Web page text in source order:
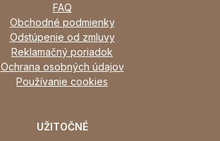
FAQ
Obchodné podmienky
Odstúpenie od zmluvy
Reklamačný poriadok
Ochrana osobných údajov
Používanie cookies
UŽITOČNÉ